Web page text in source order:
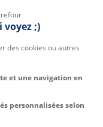
voyez ;)
des cookies ou autres
et une navigation en
personnalisées selon